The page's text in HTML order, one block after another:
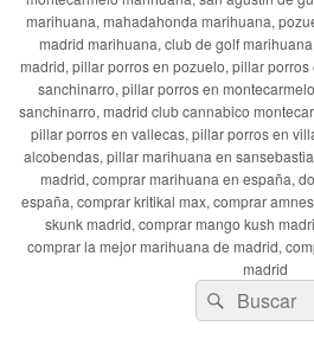
marihuana, mahadahonda marihuana,
madrid marihuana, club de golf
madrid, pillar porros en pozuelo, pillar
sanchinarro, pillar porros en
sanchinarro, madrid club cannabico
pillar porros en vallecas, pillar porros en
alcobendas, pillar marihuana en
madrid, comprar marihuana en españa,
españa, comprar kritikal max, comprar
skunk madrid, comprar mango kush
comprar la mejor marihuana de madrid,
madrid
Buscar
por:
Buscar